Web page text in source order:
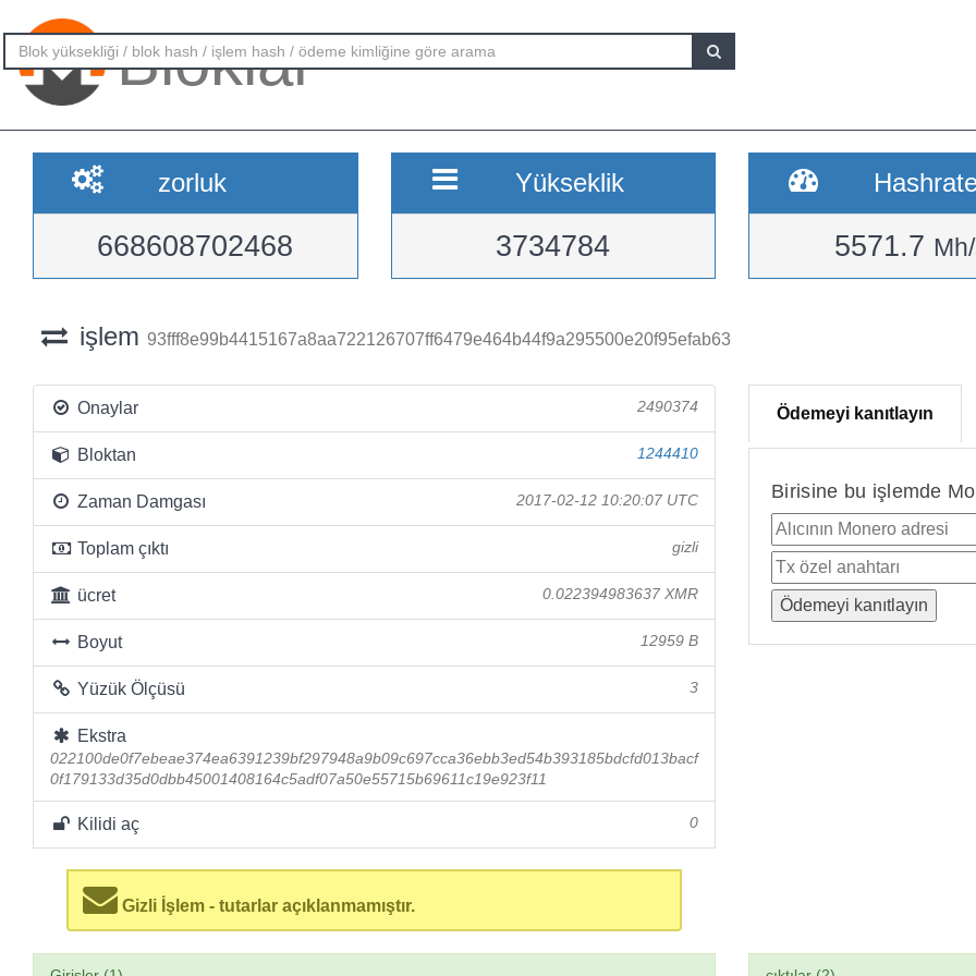
Bloklar
zorluk
668608702468
Yükseklik
3734784 5571.7
işlem 93fff8e99b4415167a8aa722126707ff6479e464b44f9a295500e20f95efab63
Onaylar 2490374
Bloktan 1244410
Zaman Damgası 2017-02-12 10:20:07 UTC
Toplam çıktı gizli
ücret 0.022394983637 XMR
Boyut 12959 B
Yüzük Ölçüsü 3
Ekstra
022100de0f7ebeae374ea6391239bf297948a9b09c697cca36ebb3ed54b393185bdcfd013bacf
0f179133d35d0dbb45001408164c5adf07a50e55715b69611c19e923f11
Kilidi aç 0
Gizli İşlem - tutarlar açıklanmamıştır.
Ödemeyi kanıtlayın
Birisine bu işlemde